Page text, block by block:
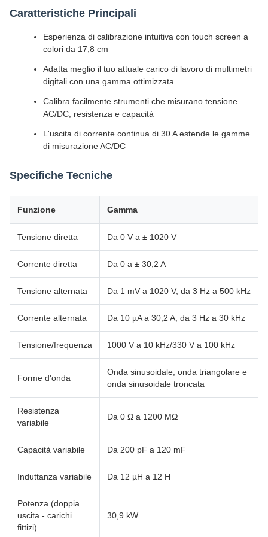
Caratteristiche Principali
Esperienza di calibrazione intuitiva con touch screen a
colori da 17,8 cm
Adatta meglio il tuo attuale carico di lavoro di multimetri
digitali con una gamma ottimizzata
Calibra facilmente strumenti che misurano tensione
AC/DC, resistenza e capacità
L'uscita di corrente continua di 30 A estende le gamme
di misurazione AC/DC
Specifiche Tecniche
Funzione Gamma
Tensione diretta Da 0 V a ± 1020 V
Corrente diretta Da 0 a ± 30,2 A
Tensione alternata Da 1 mV a 1020 V, da 3 Hz a 500 kHz
Corrente alternata Da 10 µA a 30,2 A, da 3 Hz a 30 kHz
Tensione/frequenza 1000 V a 10 kHz/330 V a 100 kHz
Forme d'onda
Onda sinusoidale, onda triangolare e
onda sinusoidale troncata
Resistenza
variabile
Da 0 Ω a 1200 MΩ
Capacità variabile Da 200 pF a 120 mF
Induttanza variabile Da 12 µH a 12 H
Potenza (doppia
uscita - carichi
fittizi)
30,9 kW